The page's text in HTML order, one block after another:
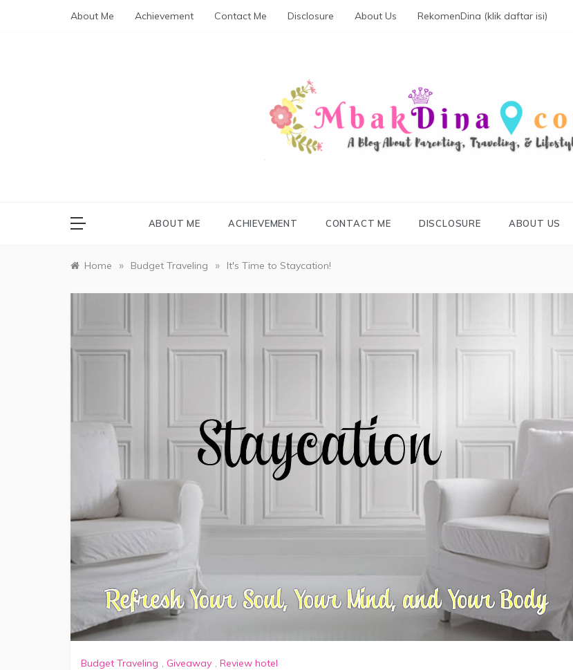
About Me Achievement Contact Me Disclosure About Us RekomenDina (klik daftar isi)
ABOUT ME ACHIEVEMENT CONTACT ME DISCLOSURE ABOUT US
Home » Budget Traveling » It's Time to Staycation!
Budget Traveling Giveaway Review hotel